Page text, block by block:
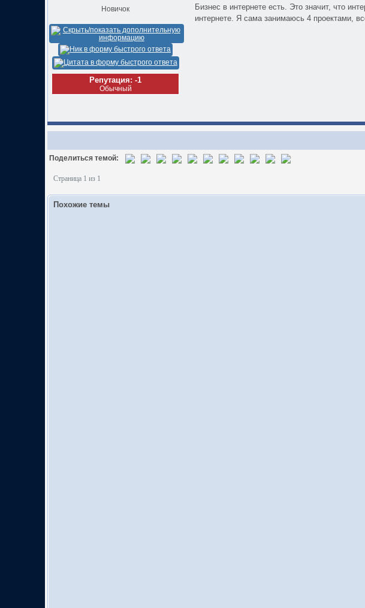
Новичок
Репутация: -1
Обычный
Бизнес в интернете есть. Это значит, что
интернете. Я сама занимаюсь 4 проектами,
Поделиться темой:
Страница 1 из 1
Похожие темы